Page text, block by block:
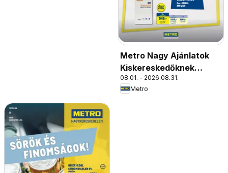
Metro Nagy Ajánlatok
Kiskereskedőknek
2026/08
08.01. - 2026.08.31.
Metro